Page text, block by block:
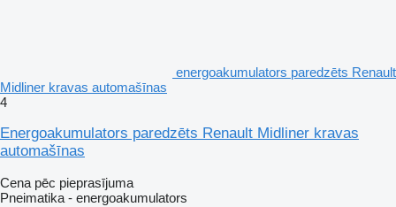
energoakumulators paredzēts Renault
Midliner kravas automašīnas
4
Energoakumulators paredzēts Renault Midliner kravas
automašīnas
Cena pēc pieprasījuma
Pneimatika - energoakumulators